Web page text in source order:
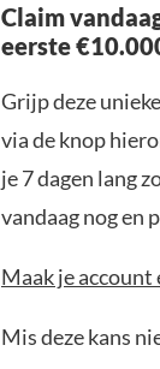
Claim
eerste
Grijp deze
via de knop
je 7 dagen lang
vandaag nog en
Maak je account
Mis deze kans